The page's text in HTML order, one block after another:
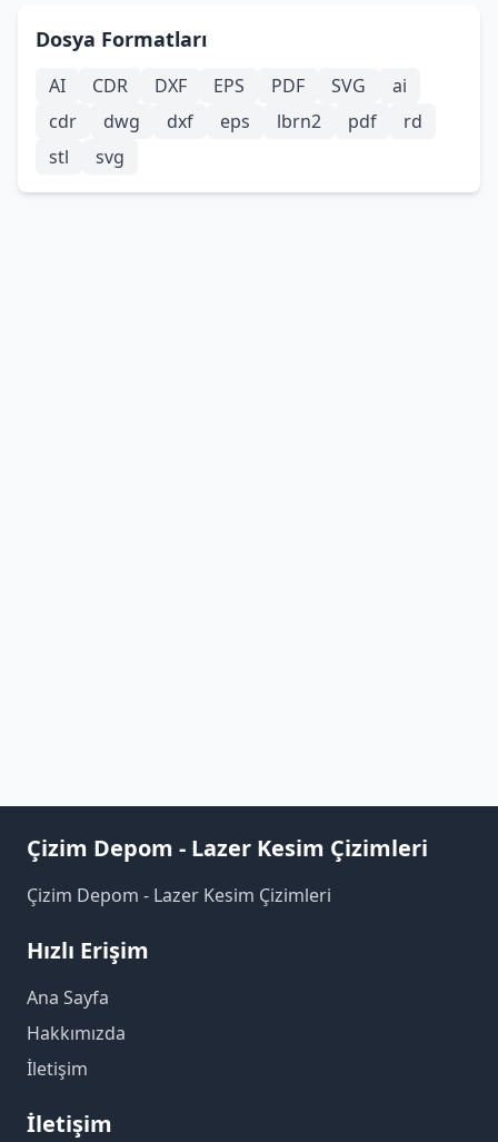
Dosya Formatları
AI CDR DXF EPS PDF SVG
ai
cdr
dwg dxf eps lbrn2 pdf
rd
stl
svg
Çizim Depom - Lazer Kesim Çizimleri
Çizim Depom - Lazer Kesim Çizimleri
Hızlı Erişim
Ana Sayfa
Hakkımızda
İletişim
İletişim